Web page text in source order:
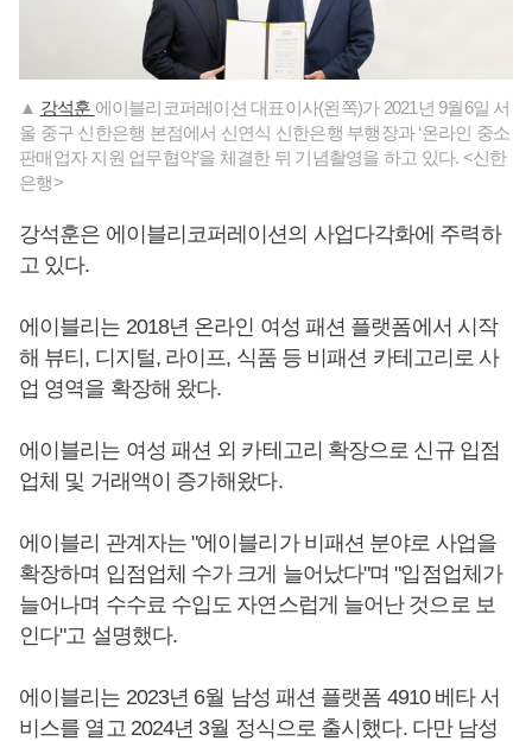
▲ 강석훈 에이블리코퍼레이션 대표이사(왼쪽)가 2021년 9월6일 서
울 중구 신한은행 본점에서 신연식 신한은행 부행장과 ‘온라인 중소
판매업자 지원 업무협약’을 체결한 뒤 기념촬영을 하고 있다. <신한
은행>
강석훈은 에이블리코퍼레이션의 사업다각화에 주력하
고 있다.
에이블리는 2018년 온라인 여성 패션 플랫폼에서 시작
해 뷰티, 디지털, 라이프, 식품 등 비패션 카테고리로 사
업 영역을 확장해 왔다.
에이블리는 여성 패션 외 카테고리 확장으로 신규 입점
업체 및 거래액이 증가해왔다.
에이블리 관계자는 "에이블리가 비패션 분야로 사업을
확장하며 입점업체 수가 크게 늘어났다"며 "입점업체가
늘어나며 수수료 수입도 자연스럽게 늘어난 것으로 보
인다"고 설명했다.
에이블리는 2023년 6월 남성 패션 플랫폼 4910 베타 서
비스를 열고 2024년 3월 정식으로 출시했다. 다만 남성